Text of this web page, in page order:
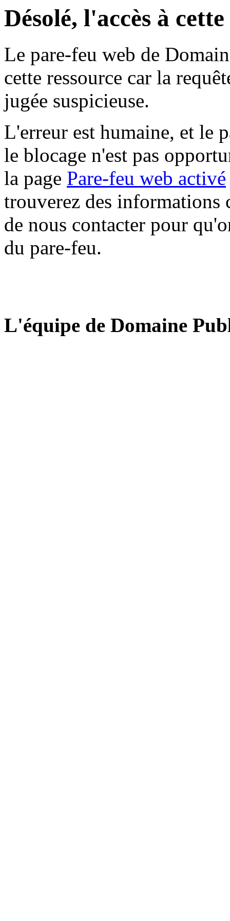
Désolé, l'accès à
Le pare-feu web de
cette ressource car la
jugée suspicieuse.
L'erreur est humaine, et le
le blocage n'est pas
la page Pare-feu web activé
trouverez des informations
de nous contacter pour
du pare-feu.
L'équipe de Domaine